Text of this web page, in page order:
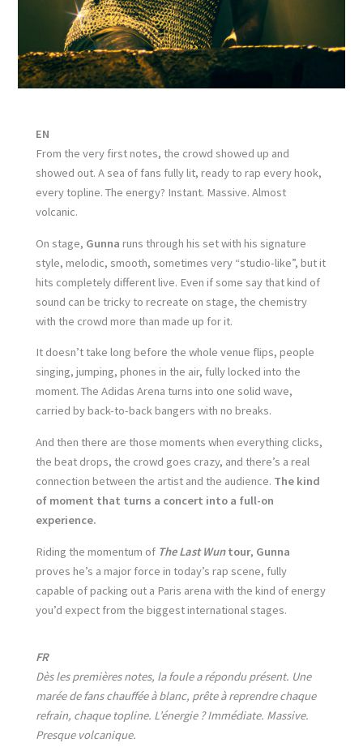
EN
From the very first notes, the crowd showed up and
showed out. A sea of fans fully lit, ready to rap every hook,
every topline. The energy? Instant. Massive. Almost
volcanic.
On stage, Gunna runs through his set with his signature
style, melodic, smooth, sometimes very “studio-like”, but it
hits completely different live. Even if some say that kind of
sound can be tricky to recreate on stage, the chemistry
with the crowd more than made up for it.
It doesn’t take long before the whole venue flips, people
singing, jumping, phones in the air, fully locked into the
moment. The Adidas Arena turns into one solid wave,
carried by back-to-back bangers with no breaks.
And then there are those moments when everything clicks,
the beat drops, the crowd goes crazy, and there’s a real
connection between the artist and the audience. The kind
of moment that turns a concert into a full-on
experience.
Riding the momentum of The Last Wuntour, Gunna
proves he’s a major force in today’s rap scene, fully
capable of packing out a Paris arena with the kind of energy
you’d expect from the biggest international stages.
FR
Dès les premières notes, la foule a répondu présent. Une
marée de fans chauffée à blanc, prête à reprendre chaque
refrain, chaque topline. L’énergie ? Immédiate. Massive.
Presque volcanique.